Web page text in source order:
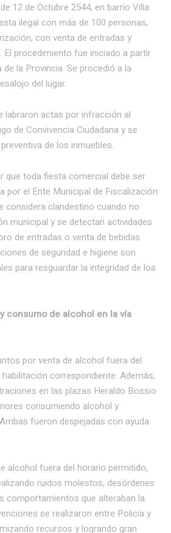
12 de Octubre 2544, en barrio Villa
ilegal con más de 100 personas,
con venta de entradas y
El procedimiento fue iniciado a partir
la Provincia. Se procedió a la
del lugar.
labraron actas por infracción al
de Convivencia Ciudadana y se
de los inmuebles.
que toda fiesta comercial debe ser
por el Ente Municipal de Fiscalización
considera clandestino cuando no
municipal y se detectan actividades
de entradas o venta de bebidas
de seguridad e higiene son
para resguardar la integridad de los
consumo de alcohol en la vía
por venta de alcohol fuera del
correspondiente. Además,
en las plazas Heraldo Bossio
consumiendo alcohol y
fueron despejadas con ayuda
alcohol fuera del horario permitido,
ruidos molestos, desórdenes
comportamientos que alteraban la
se realizaron entre Policía y
recursos y logrando gran